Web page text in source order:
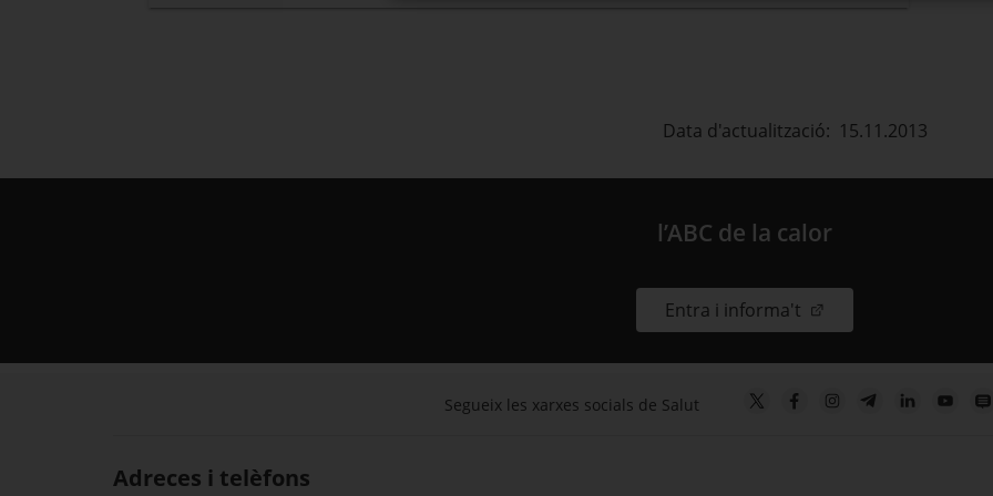
Data d'actualització: 15.11.2013
l’ABC de la calor
Entra i informa't . Obre en una nova
Segueix les xarxes socials de Salut
Adreces i telèfons